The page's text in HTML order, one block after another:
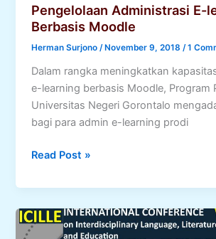
Pengelolaan Administrasi E-
Berbasis Moodle
Herman Surjono/ November 9, 2018/1
Dalam rangka meningkatkan
e-learning berbasis Moodle, Program
Universitas Negeri Gorontalo
bagi para admin e-learning prodi
Pengelolaan
E-
learning
Berbasis
Read Post »